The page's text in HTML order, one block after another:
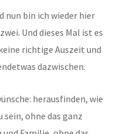
nun bin ich wieder hier
Und dieses Mal ist es
richtige Auszeit und
dazwischen.
herausfinden, wie
ohne das ganz